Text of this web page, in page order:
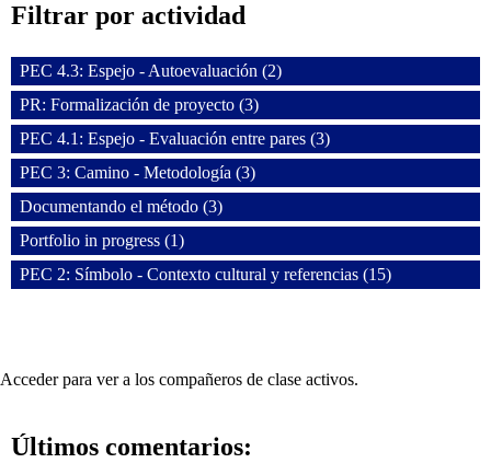
Filtrar por actividad
PEC 4.3: Espejo - Autoevaluación (2)
PR: Formalización de proyecto (3)
PEC 4.1: Espejo - Evaluación entre pares (3)
PEC 3: Camino - Metodología (3)
Documentando el método (3)
Portfolio in progress (1)
PEC 2: Símbolo - Contexto cultural y referencias (15)
Acceder para ver a los compañeros de clase activos.
Últimos comentarios: